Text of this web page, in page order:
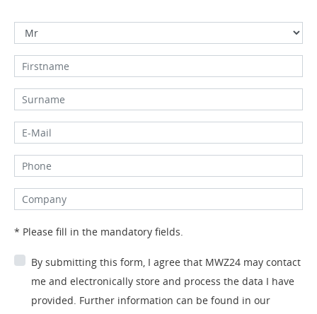
* Please fill in the mandatory fields.
By submitting this form, I agree that MWZ24 may contact
me and electronically store and process the data I have
provided. Further information can be found in our